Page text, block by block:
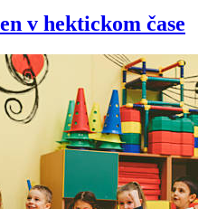
v hektickom čase